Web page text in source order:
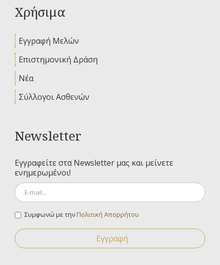
Χρήσιμα
Εγγραφή Μελών
Επιστημονική Δράση
Νέα
Σύλλογοι Ασθενών
Newsletter
Εγγραφείτε στα Newsletter μας και μείνετε
ενημερωμένοι!
Συμφωνώ με τηνΠολιτική Απορρήτου
Εγγραφή